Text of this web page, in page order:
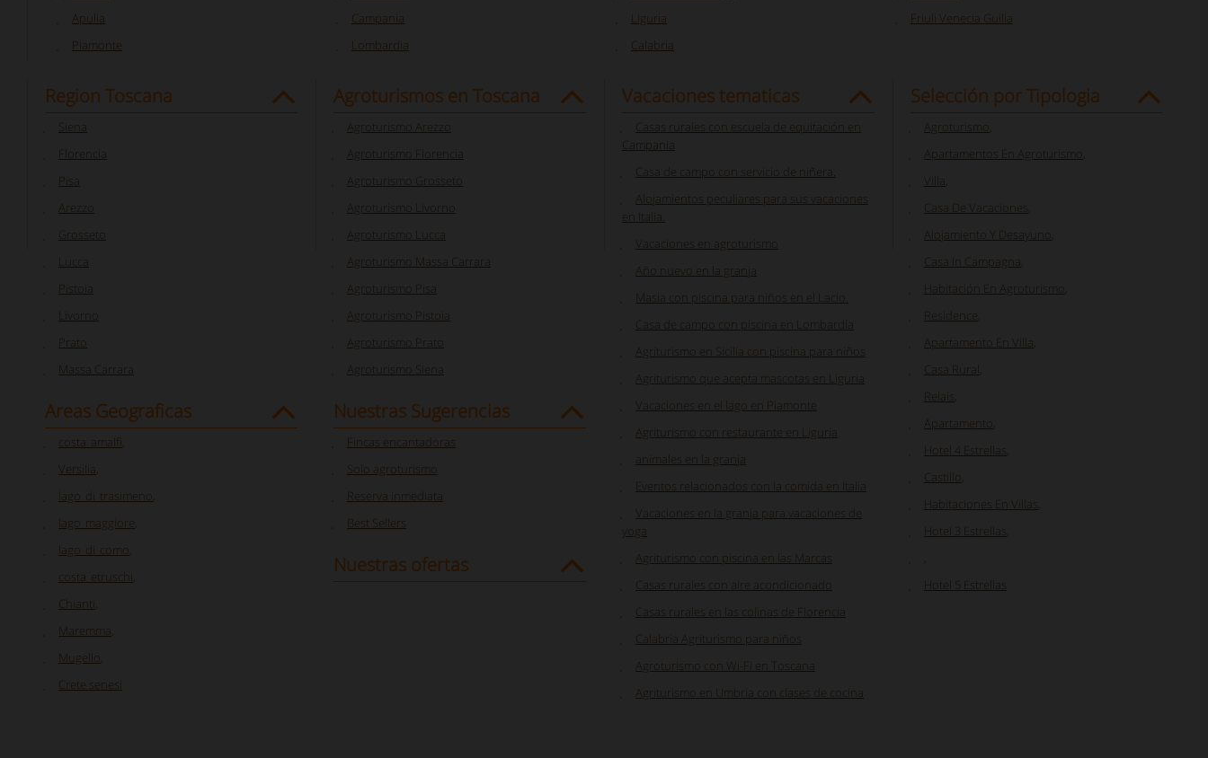
Apulia
Piamonte
Campania
Lombardia
Liguria
Calabria
Friuli Venecia Guilia
Region Toscana
Siena
Florencia
Pisa
Arezzo
Grosseto
Lucca
Pistoia
Livorno
Prato
Massa Carrara
Areas Geograficas
costa_amalfi
Versilia
lago_di_trasimeno
lago_maggiore
lago_di_como
costa_etruschi
Chianti
Maremma
Mugello
Crete senesi
Agroturismos en Toscana
Agroturismo Arezzo
Agroturismo Florencia
Agroturismo Grosseto
Agroturismo Livorno
Agroturismo Lucca
Agroturismo Massa Carrara
Agroturismo Pisa
Agroturismo Pistoia
Agroturismo Prato
Agroturismo Siena
Nuestras Sugerencias
Fincas encantadoras
Solo agroturismo
Reserva inmediata
Best Sellers
Nuestras ofertas
Vacaciones tematicas
Casas rurales con escuela de equitación en
Campania
Casa de campo con servicio de niñera.
Alojamientos peculiares para sus vacaciones
en Italia.
Vacaciones en agroturismo
Año nuevo en la granja
Masia con piscina para niños en el Lacio.
Casa de campo con piscina en Lombardía
Agriturismo en Sicilia con piscina para niños
Agriturismo que acepta mascotas en Liguria
Vacaciones en el lago en Piamonte
Agriturismo con restaurante en Liguria
animales en la granja
Eventos relacionados con la comida en Italia
Vacaciones en la granja para vacaciones de
yoga
Agriturismo con piscina en las Marcas
Casas rurales con aire acondicionado
Casas rurales en las colinas de Florencia
Calabria Agriturismo para niños
Agroturismo con Wi-Fi en Toscana
Agriturismo en Umbria con clases de cocina
Selección por Tipologia
Agroturismo
Apartamentos En Agroturismo
Villa
Casa De Vacaciones
Alojamiento Y Desayuno
Casa In Campagna
Habitación En Agroturismo
Residence
Apartamento En Villa
Casa Rural
Relais
Apartamento
Hotel 4 Estrellas
Castillo
Habitaciones En Villas
Hotel 3 Estrellas
Hotel 5 Estrellas